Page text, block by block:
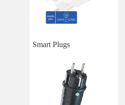
Smart Plugs